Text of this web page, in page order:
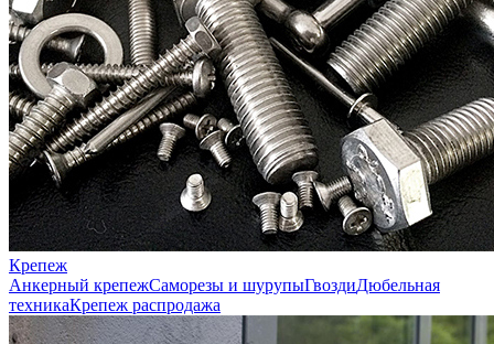
Крепеж
Анкерный крепежСаморезы и шурупыГвоздиДюбельная
техникаКрепеж распродажа